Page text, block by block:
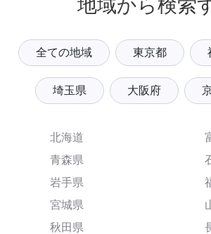
地域から検索
全ての地域 東京都
埼玉県 大阪府
北海道
青森県
岩手県
宮城県
秋田県